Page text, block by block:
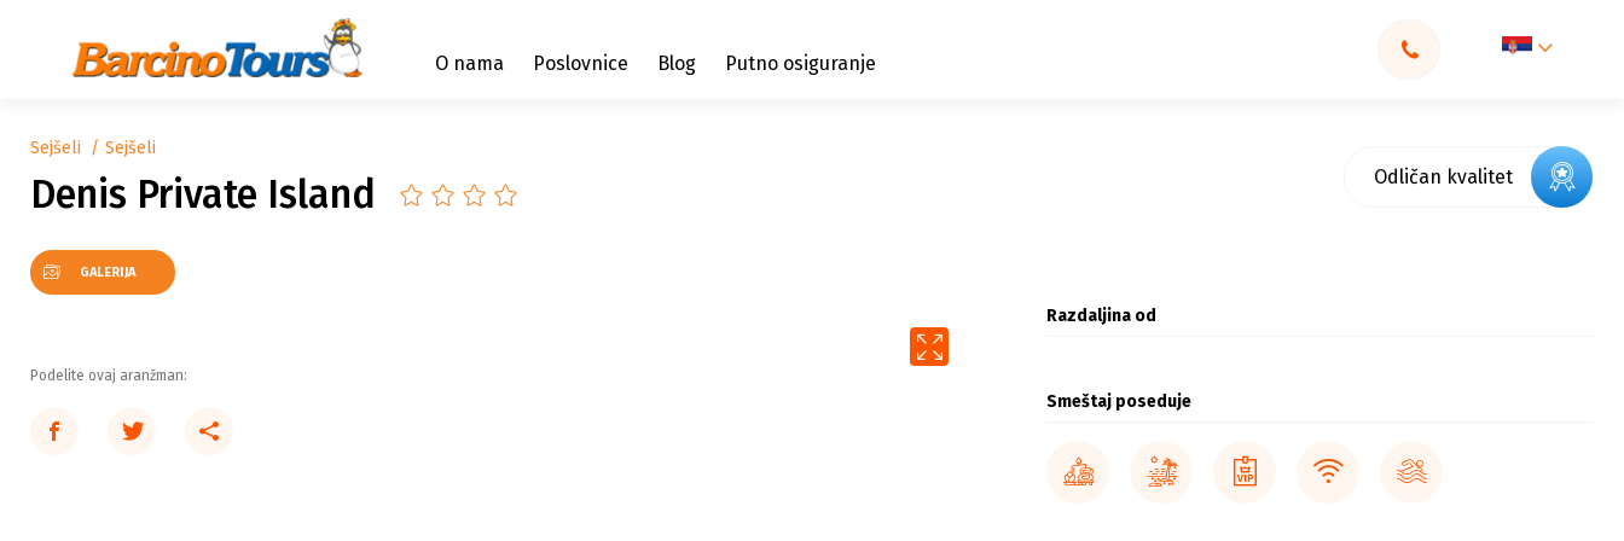
O nama Poslovnice Blog Putno osiguranje
Sejšeli Sejšeli
Denis Private Island Odličan kvalitet
GALERIJA
Podelite ovaj aranžman:
Razdaljina od
Smeštaj poseduje